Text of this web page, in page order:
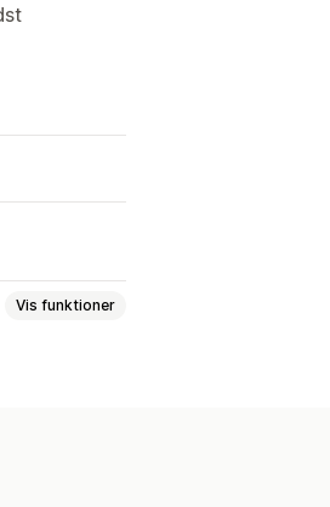
Vis funktioner